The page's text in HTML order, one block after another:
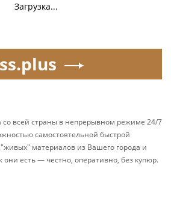
Загрузка...
со всей страны в непрерывном режиме 24/7
самостоятельной быстрой
материалов из Вашего города и
они есть — честно, оперативно, без купюр.